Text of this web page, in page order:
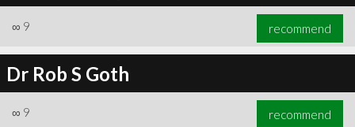
∞ 9 recommend
Dr Rob S Goth
∞ 9 recommend